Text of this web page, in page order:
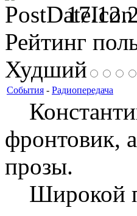
Рейтинг
Худший
События - Радиопередача
фронтовик,
прозы.
Широкой